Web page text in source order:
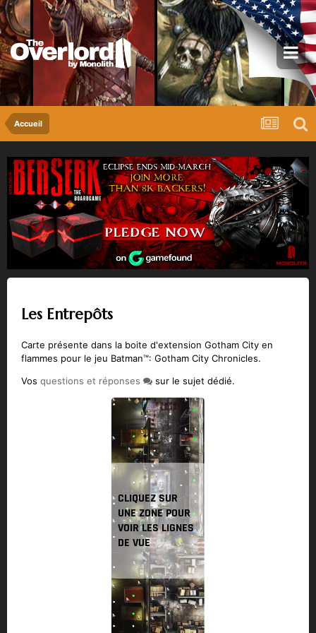
Accueil
Les Entrepôts
Carte présente dans la boite d'extension Gotham City en
flammes pour le jeu Batman™: Gotham City Chronicles.
Vos questions et réponses sur le sujet dédié.